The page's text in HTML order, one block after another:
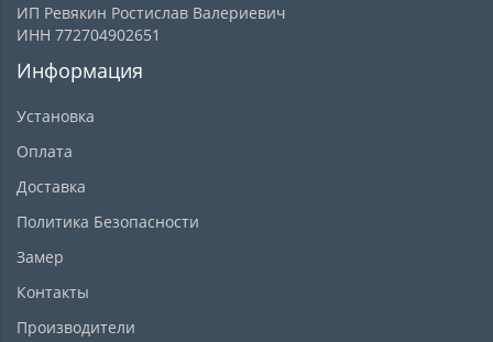
ИП Ревякин Ростислав Валериевич
ИНН 772704902651
Информация
Установка
Оплата
Доставка
Политика Безопасности
Замер
Контакты
Производители